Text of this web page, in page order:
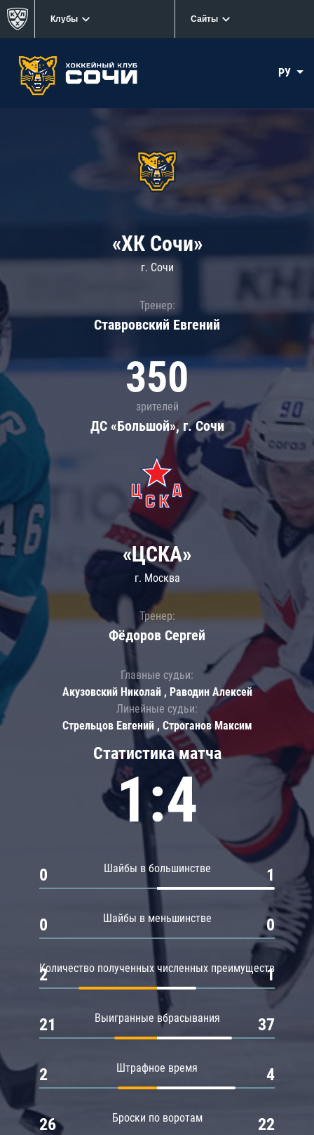
Клубы Сайты
РУ
«ХК Сочи»
г. Сочи
Тренер:
Ставровский Евгений
350
зрителей
ДС «Большой», г. Сочи
Статистика матча
1:4
Шайбы в большинстве
0 1
Шайбы в меньшинстве
0 0
Количество полученных численных преимуществ
2 1
Выигранные вбрасывания
21 37
Штрафное время
2 4
Броски по воротам
26 22
«ЦСКА»
г. Москва
Тренер:
Фёдоров Сергей
Главные судьи:
Акузовский Николай , Раводин Алексей
Линейные судьи:
Стрельцов Евгений , Строганов Максим